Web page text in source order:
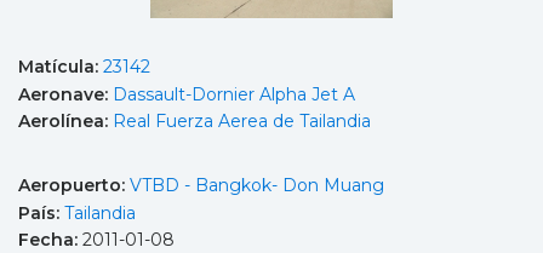
Matícula: 23142
Aeronave: Dassault-Dornier Alpha Jet A
Aerolínea: Real Fuerza Aerea de Tailandia
Aeropuerto: VTBD - Bangkok- Don Muang
País: Tailandia
Fecha: 2011-01-08